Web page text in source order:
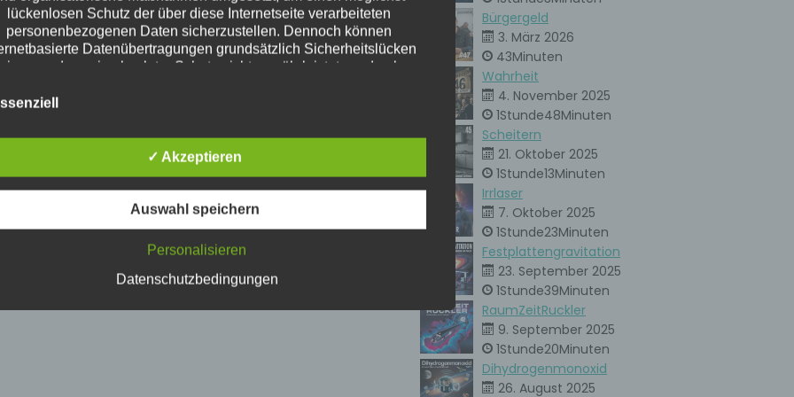
Bürgergeld
3. März 2026
43Minuten
Wahrheit
4. November 2025
1Stunde48Minuten
Scheitern
21. Oktober 2025
1Stunde13Minuten
Irrlaser
7. Oktober 2025
1Stunde23Minuten
Festplattengravitation
23. September 2025
1Stunde39Minuten
RaumZeitRuckler
9. September 2025
1Stunde20Minuten
Dihydrogenmonoxid
26. August 2025
lückenlosen Schutz der über diese Internetseite verarbeiteten
personenbezogenen Daten sicherzustellen. Dennoch können
Datenübertragungen grundsätzlich Sicherheitslücken
sodass ein absoluter Schutz nicht gewährleistet werden kann.
Daten auch auf alternativen Wegen, beispielsweise
beruht auf den Begrifflichkeiten, die durch den
Richtlinien- und Verordnungsgeber beim Erlass der
Grundverordnung (DS-GVO) verwendet wurden. Unsere
soll sowohl für die Öffentlichkeit als auch für unsere
dies zu gewährleisten, möchten wir vorab die verwendeten
Begrifflichkeiten erläutern.
Wir verwenden in dieser Datenschutzerklärung unter anderem die
✓ Akzeptieren
Auswahl speichern
Personalisieren
Datenschutzbedingungen